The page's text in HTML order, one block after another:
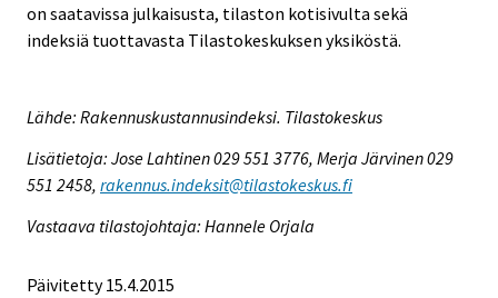
on saatavissa julkaisusta, tilaston kotisivulta sekä
indeksiä tuottavasta Tilastokeskuksen yksiköstä.
Lähde: Rakennuskustannusindeksi. Tilastokeskus
Lisätietoja: Jose Lahtinen 029 551 3776, Merja Järvinen 029
551 2458, rakennus.indeksit@tilastokeskus.fi
Vastaava tilastojohtaja: Hannele Orjala
Päivitetty 15.4.2015